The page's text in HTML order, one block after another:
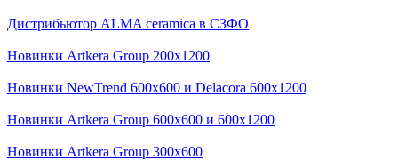
Дистрибьютор ALMA ceramica в СЗФО
Новинки Artkera Group 200x1200
Новинки NewTrend 600x600 и Delacora 600x1200
Новинки Artkera Group 600x600 и 600x1200
Новинки Artkera Group 300x600